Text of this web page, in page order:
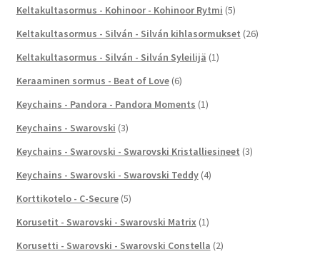
Keltakultasormus - Kohinoor - Kohinoor Rytmi (5)
Keltakultasormus - Silván - Silván kihlasormukset (26)
Keltakultasormus - Silván - Silván Syleilijä (1)
Keraaminen sormus - Beat of Love (6)
Keychains - Pandora - Pandora Moments (1)
Keychains - Swarovski (3)
Keychains - Swarovski - Swarovski Kristalliesineet (3)
Keychains - Swarovski - Swarovski Teddy (4)
Korttikotelo - C-Secure (5)
Korusetit - Swarovski - Swarovski Matrix (1)
Korusetti - Swarovski - Swarovski Constella (2)